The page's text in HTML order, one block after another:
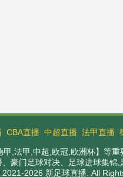
CBA直播 中超直播 法甲直播
,法甲,中超,欧冠,欧洲杯】等
豪门足球对决、足球进球集锦,
2026 新足球直播. All